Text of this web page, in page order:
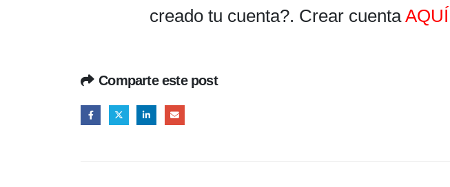
creado tu cuenta?. Crear cuentaAQUÍ
Comparte este post